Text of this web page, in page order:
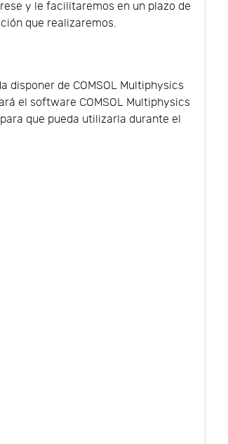
y le facilitaremos en un plazo de
que realizaremos.
disponer de COMSOL Multiphysics
el software COMSOL Multiphysics
que pueda utilizarla durante el